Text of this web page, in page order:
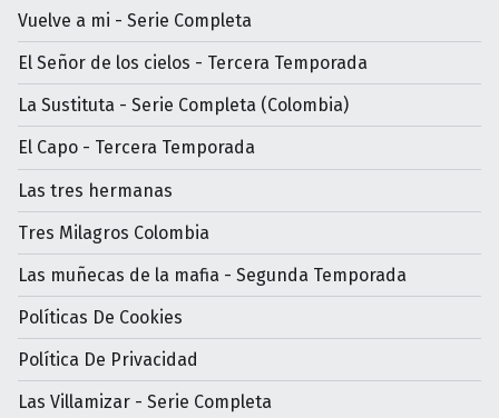
Vuelve a mi - Serie Completa
El Señor de los cielos - Tercera Temporada
La Sustituta - Serie Completa (Colombia)
El Capo - Tercera Temporada
Las tres hermanas
Tres Milagros Colombia
Las muñecas de la mafia - Segunda Temporada
Políticas De Cookies
Política De Privacidad
Las Villamizar - Serie Completa